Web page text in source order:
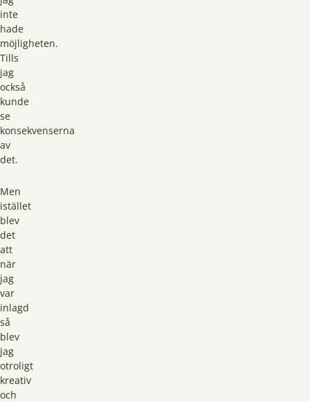
inte
hade
möjligheten.
Tills
jag
också
kunde
se
konsekvenserna
av
det.
Men
istället
blev
det
att
när
jag
var
inlagd
så
blev
jag
otroligt
kreativ
och